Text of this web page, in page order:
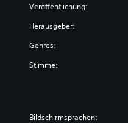
Veröffentlichung:
Herausgeber:
Genres:
Stimme:
Bildschirmsprachen: